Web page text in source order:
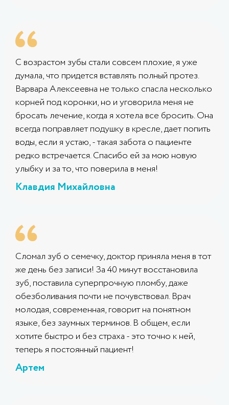
С возрастом зубы стали совсем плохие, я уже
думала, что придется вставлять полный протез.
Варвара Алексеевна не только спасла несколько
корней под коронки, но и уговорила меня не
бросать лечение, когда я хотела все бросить. Она
всегда поправляет подушку в кресле, дает попить
воды, если я устаю, - такая забота о пациенте
редко встречается. Спасибо ей за мою новую
улыбку и за то, что поверила в меня!
Клавдия Михайловна
Сломал зуб о семечку, доктор приняла меня в тот
же день без записи! За 40 минут восстановила
зуб, поставила суперпрочную пломбу, даже
обезболивания почти не почувствовал. Врач
молодая, современная, говорит на понятном
языке, без заумных терминов. В общем, если
хотите быстро и без страха - это точно к ней,
теперь я постоянный пациент!
Артем